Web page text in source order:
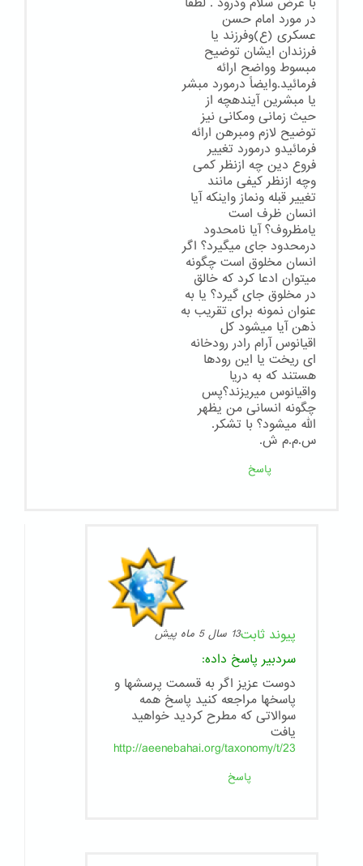
در مورد امام حسن
عسکری (ع)وفرزند یا
فرزندان ایشان توضیح
مبسوط وواضح ارائه
فرمائید.وایضاً درمورد مبشر
یا مبشرین آیندهچه از
حیث زمانی ومکانی نیز
توضیح لازم ومبرهن ارائه
فرمائیدو درمورد تغییر
فروع دین چه ازنظر کمی
وچه ازنظر کیفی مانند
تغییر قبله ونماز واینکه آیا
انسان ظرف است
یامظروف؟ آیا نامحدود
درمحدود جای میگیرد؟ اگر
انسان مخلوق است چگونه
میتوان ادعا کرد که خالق
در مخلوق جای گیرد؟ یا به
عنوان نمونه برای تقریب به
ذهن آیا میشود کل
اقیانوس آرام رادر رودخانه
ای ریخت یا این رودها
هستند که به دریا
واقیانوس میریزند؟پس
چگونه انسانی من یظهر
الله میشود؟ با تشکر.
س.م.م ش.
پاسخ
پیوند ثابت13 سال 5 ماه پیش
سردبیر پاسخ داده:
دوست عزیز اگر به قسمت پرسشها و
پاسخها مراجعه کنید پاسخ همه
سوالاتی که مطرح کردید خواهید
یافت
http://aeenebahai.org/taxonomy/t/23
پاسخ